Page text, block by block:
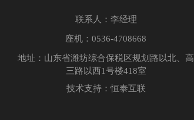
联系人：李经理
座机：0536-4708668
地址：山东省潍坊综合保税区规划路以北、高
三路以西1号楼418室
技术支持：恒泰互联